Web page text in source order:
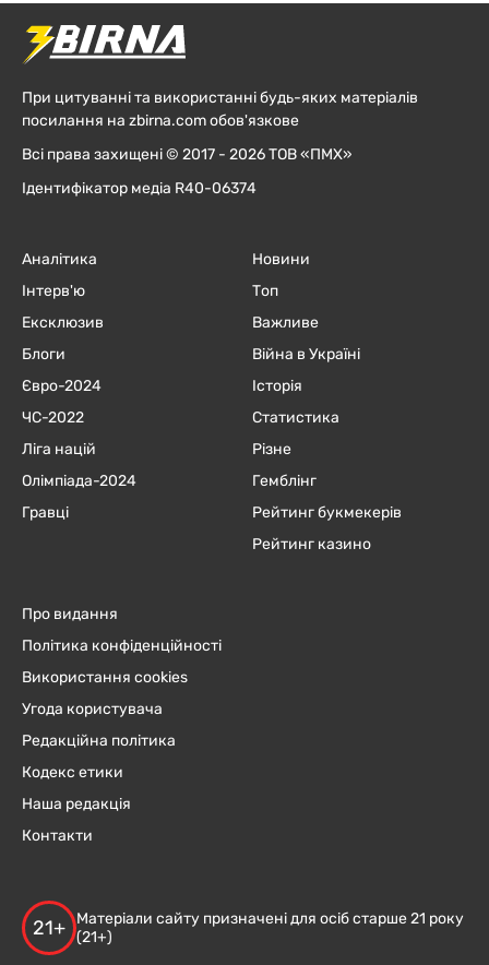
При цитуванні та використанні будь-яких матеріалів
посилання на zbirna.com обов'язкове
Всі права захищені © 2017 - 2026 ТОВ «ПМХ»
Ідентифікатор медіа R40-06374
Аналітика
Інтерв'ю
Ексклюзив
Блоги
Євро-2024
ЧC-2022
Ліга націй
Олімпіада-2024
Гравці
Новини
Топ
Важливе
Війна в Україні
Історія
Статистика
Різне
Гемблінг
Рейтинг букмекерів
Рейтинг казино
Про видання
Політика конфіденційності
Використання cookies
Угода користувача
Редакційна політика
Кодекс етики
Наша редакція
Контакти
21+
Матеріали сайту призначені для осіб старше 21 року
(21+)